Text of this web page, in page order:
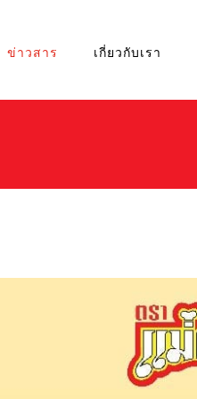
ข่าวสาร เกี่ยวกับเรา